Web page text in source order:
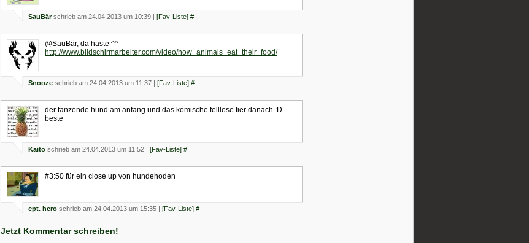
SauBärschrieb am 24.04.2013 um 10:39 | [Fav-Liste] #
@SauBär, da haste ^^
http://www.bildschirmarbeiter.com/video/how_animals_eat_their_food/
Snooze schrieb am 24.04.2013 um 11:37 | [Fav-Liste] #
der tanzende hund am anfang und das komische felllose tier danach :D
beste
Kaito schrieb am 24.04.2013 um 11:52 | [Fav-Liste] #
#3:50 für ein close up von hundehoden
cpt. hero schrieb am 24.04.2013 um 15:35 | [Fav-Liste] #
Jetzt Kommentar schreiben!